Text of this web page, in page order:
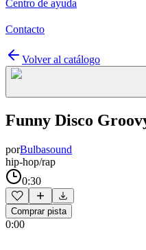
Centro de ayuda
Contacto
Volver al catálogo
Funny Disco
porBulbasound
hip-hop/rap
0:30
Comprar pista
0:00